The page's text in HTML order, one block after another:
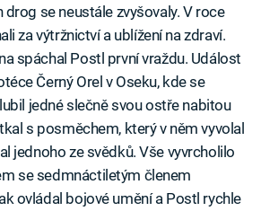
drog se neustále zvyšovaly. V roce
za výtržnictví a ublížení na zdraví.
spáchal Postl první vraždu. Událost
Černý Orel v Oseku, kde se
jedné slečně svou ostře nabitou
s posměchem, který v něm vyvolal
jednoho ze svědků. Vše vyvrcholilo
se sedmnáctiletým členem
ovládal bojové umění a Postl rychle